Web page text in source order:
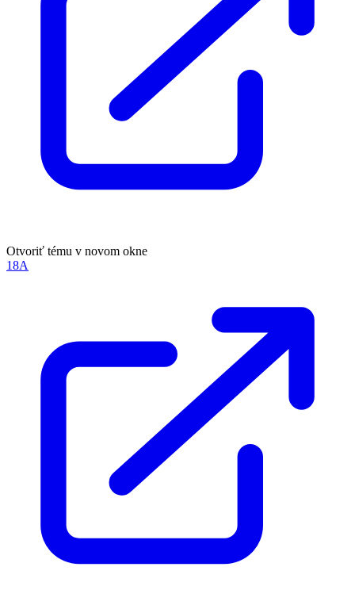
Otvoriť tému v novom okne
18A